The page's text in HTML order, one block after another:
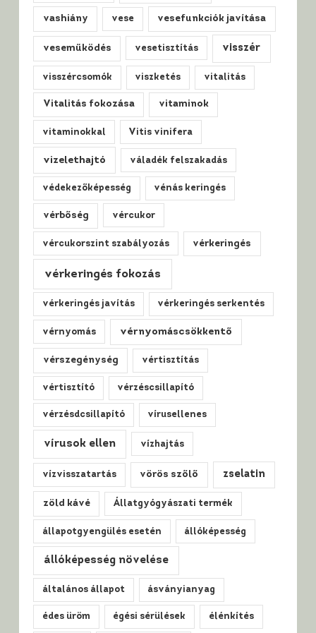
vashiány vese vesefunkciók javítása
veseműködés vesetisztítás visszér
visszércsomók viszketés vitalitás
Vitalitás fokozása vitaminok
vitaminokkal Vitis vinifera
vizelethajtó váladék felszakadás
védekezőképesség vénás keringés
vérbőség vércukor
vércukorszint szabályozás vérkeringés
vérkeringés fokozás
vérkeringés javítás vérkeringés serkentés
vérnyomás vérnyomáscsökkentő
vérszegénység vértisztítás
vértisztító vérzéscsillapító
vérzésdcsillapító vírusellenes
vírusok ellen vízhajtás
vízvisszatartás vörös szőlő zselatin
zöld kávé Állatgyógyászati termék
állapotgyengülés esetén állóképesség
állóképesség növelése
általános állapot ásványianyag
édes üröm égési sérülések élénkítés